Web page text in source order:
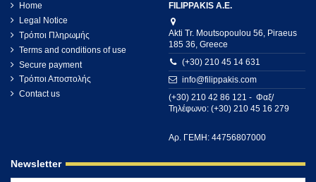
Home
Legal Notice
Τρόποι Πληρωμής
Terms and conditions of use
Secure payment
Τρόποι Αποστολής
Contact us
FILIPPAKIS A.E.
Akti Tr. Moutsopoulou 56, Piraeus
185 36, Greece
(+30) 210 45 14 631
info@filippakis.com
(+30) 210 42 86 121 - Φαξ/
Τηλέφωνο: (+30) 210 45 16 279
Αρ. ΓΕΜΗ: 44756807000
Newsletter